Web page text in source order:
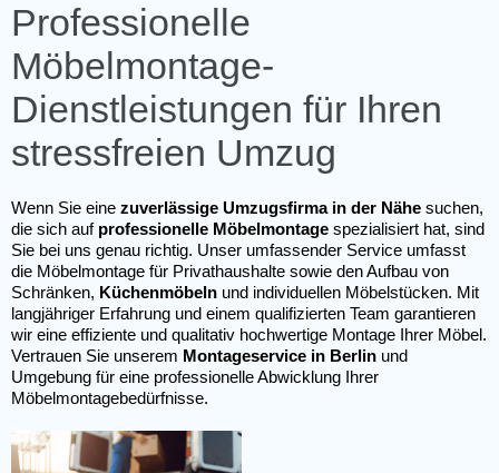
Professionelle
Möbelmontage-
Dienstleistungen für Ihren
stressfreien Umzug
Wenn Sie eine zuverlässige Umzugsfirma in der Nähe suchen,
die sich auf professionelle Möbelmontage spezialisiert hat, sind
Sie bei uns genau richtig. Unser umfassender Service umfasst
die Möbelmontage für Privathaushalte sowie den Aufbau von
Schränken, Küchenmöbeln und individuellen Möbelstücken. Mit
langjähriger Erfahrung und einem qualifizierten Team garantieren
wir eine effiziente und qualitativ hochwertige Montage Ihrer Möbel.
Vertrauen Sie unserem Montageservice in Berlin und
Umgebung für eine professionelle Abwicklung Ihrer
Möbelmontagebedürfnisse.